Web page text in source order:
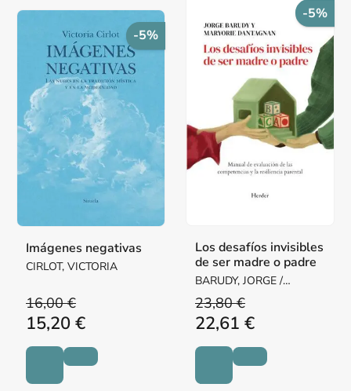
-5%
Imágenes negativas
CIRLOT, VICTORIA
16,00 €
15,20 €
-5%
Los desafíos invisibles
de ser madre o padre
BARUDY, JORGE /
DANTAGNAN, MARYORIE
23,80 €
22,61 €